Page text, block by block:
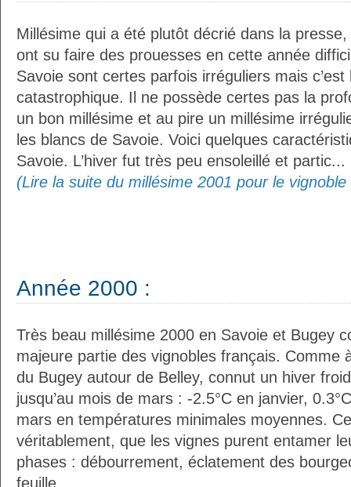
Millésime qui a été plutôt décrié dans la
ont su faire des prouesses en cette année
Savoie sont certes parfois irréguliers mais c’est
catastrophique. Il ne possède certes pas la
un bon millésime et au pire un millésime
les blancs de Savoie. Voici quelques
Savoie. L’hiver fut très peu ensoleillé et partic...
(Lire la suite du millésime 2001 pour le
Année 2000 :
Très beau millésime 2000 en Savoie et Bugey
majeure partie des vignobles français. Comme
du Bugey autour de Belley, connut un hiver
jusqu’au mois de mars : -2.5°C en janvier,
mars en températures minimales moyennes. Ce
véritablement, que les vignes purent entamer
phases : débourrement, éclatement des
feuille...